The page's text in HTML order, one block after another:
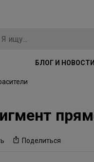
БЛОГ И НОВОСТИ
Поделиться